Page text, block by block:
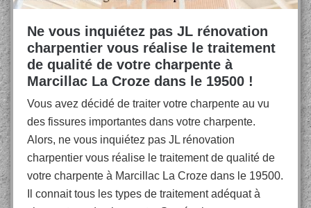
Ne vous inquiétez pas JL rénovation
charpentier vous réalise le traitement
de qualité de votre charpente à
Marcillac La Croze dans le 19500 !
Vous avez décidé de traiter votre charpente au vu
des fissures importantes dans votre charpente.
Alors, ne vous inquiétez pas JL rénovation
charpentier vous réalise le traitement de qualité de
votre charpente à Marcillac La Croze dans le 19500.
Il connait tous les types de traitement adéquat à